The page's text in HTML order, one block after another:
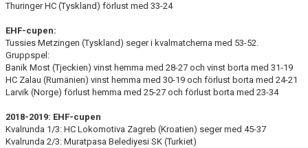
Thuringer HC (Tyskland) förlust med 33-24
EHF-cupen:
Tussies Metzingen (Tyskland) seger i kvalmatcherna med 53-52.
Gruppspel:
Banik Most (Tjeckien) vinst hemma med 28-27 och vinst borta med 31-19
HC Zalau (Rumänien) vinst hemma med 30-19 och förlust borta med 24-21
Larvik (Norge) förlust hemma med 25-27 och förlust borta med 23-34
2018-2019: EHF-cupen
Kvalrunda 1/3: HC Lokomotiva Zagreb (Kroatien) seger med 45-37
Kvalrunda 2/3: Muratpasa Belediyesi SK (Turkiet)